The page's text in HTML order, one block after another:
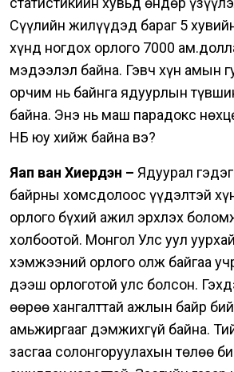
Сүүлийн жилүүдэд бараг 5
хүнд ногдох орлого 7000
мэдээлэл байна. Гэвч хүн амын
орчим нь байнга ядуурлын
байна. Энэ нь маш парадокс
НҮБ юу хийж байна вэ?
Яап ван Хиердэн – Ядуурал
байрны хомсдолоос үүдэлтэй
орлого бүхий ажил эрхлэх
холбоотой. Монгол Улс уул
хэмжээний орлого олж байгаа
дээш орлоготой улс болсон.
өөрөө хангалттай ажлын байр
амьжиргааг дэмжихгүй байна.
засгаа солонгоруулахын төлөө